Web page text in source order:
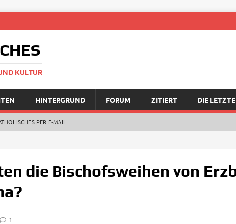
KULTUR
HINTERGRUND FORUM ZITIERT DIE
PER E‑MAIL
die Bischofsweihen von
1